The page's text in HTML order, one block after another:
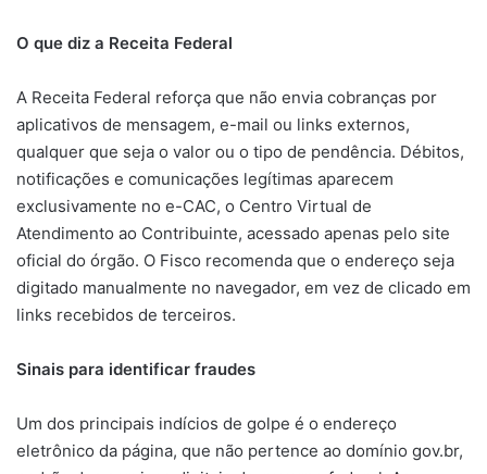
O que diz a Receita Federal
A Receita Federal reforça que não envia cobranças por
aplicativos de mensagem, e-mail ou links externos,
qualquer que seja o valor ou o tipo de pendência. Débitos,
notificações e comunicações legítimas aparecem
exclusivamente no e-CAC, o Centro Virtual de
Atendimento ao Contribuinte, acessado apenas pelo site
oficial do órgão. O Fisco recomenda que o endereço seja
digitado manualmente no navegador, em vez de clicado em
links recebidos de terceiros.
Sinais para identificar fraudes
Um dos principais indícios de golpe é o endereço
eletrônico da página, que não pertence ao domínio gov.br,